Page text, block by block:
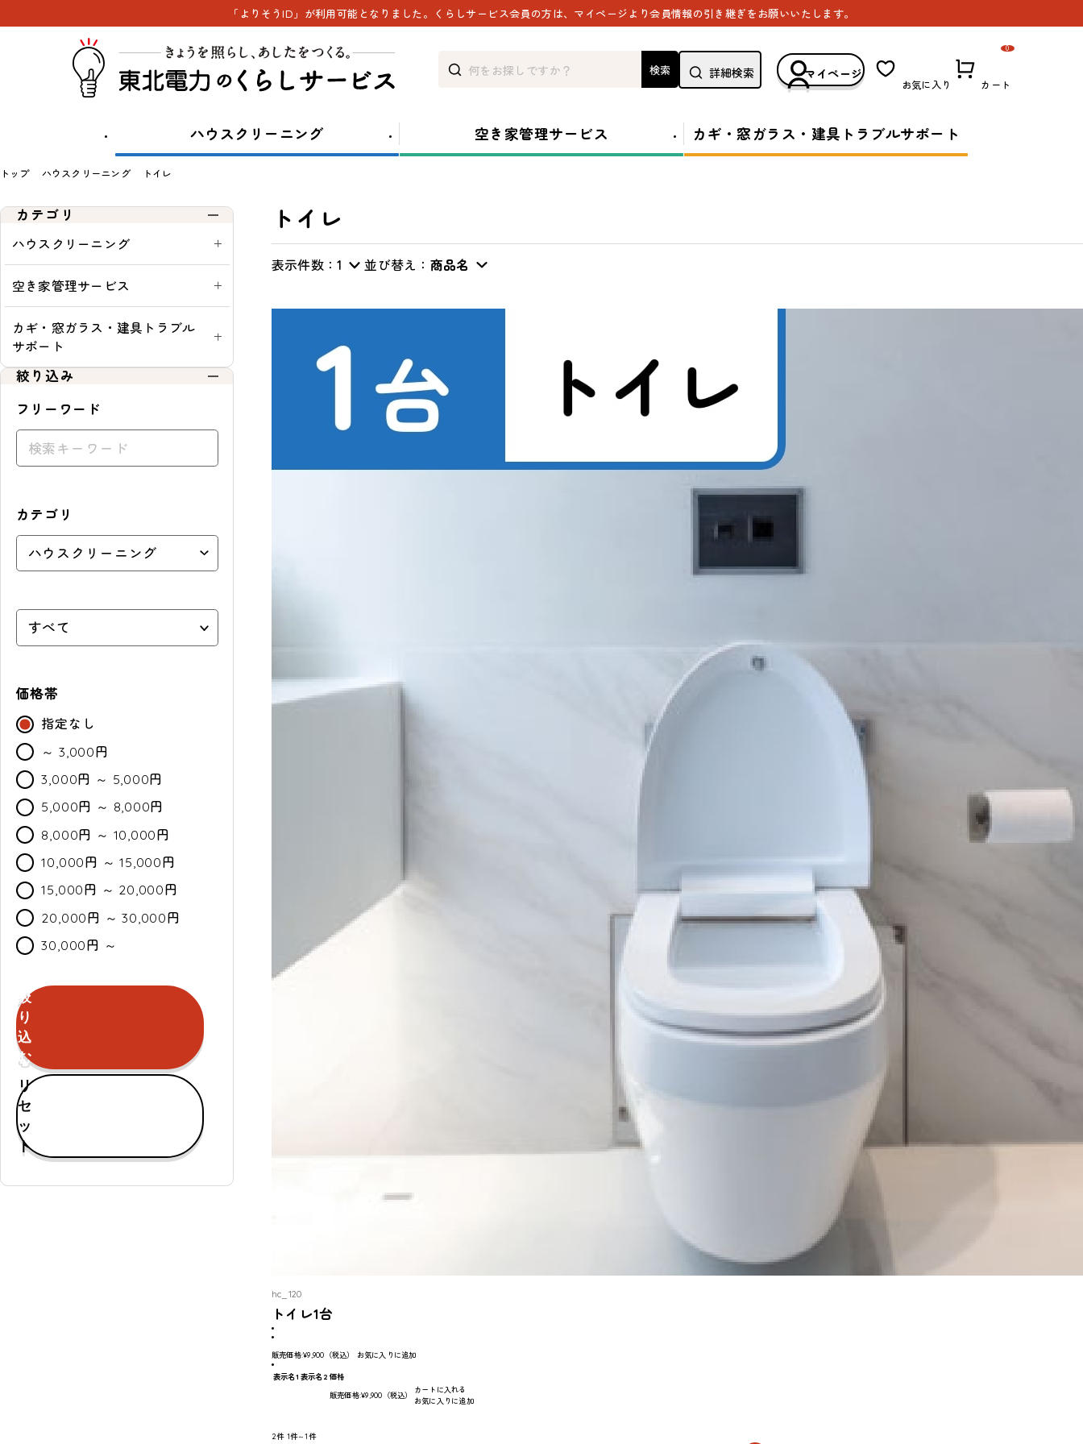
「よりそうID」が利用可能となりました。くらしサービス会員の方は、マイページより会員情報の引き継ぎをお願いいたします。
検索 詳細検索 マイページ
お気に入り カート
0
ハウスクリーニング 空き家管理サービス カギ・窓ガラス・建具トラブルサポート
トップ ハウスクリーニング トイレ
カテゴリ
ハウスクリーニング
空き家管理サービス
カギ・窓ガラス・建具トラブル
サポート
絞り込み
フリーワード
カテゴリ
価格帯
指定なし
～ 3,000円
3,000円 ～ 5,000円
5,000円 ～ 8,000円
8,000円 ～ 10,000円
10,000円 ～ 15,000円
15,000円 ～ 20,000円
20,000円 ～ 30,000円
30,000円 ～
カ
ラ
ー
通
常・
定
期
表
セ
ー
ル
セールのみ対象
絞
り
込
む
リ
セ
ッ
ト
トイレ
表示件数：1 並び替え： 商品名
表一
通
通
hc_120
トイレ1台
販売価格:¥9,900 （税込） お気に入りに追加
表示名1 表示名2 価格
販売価格:¥9,900 （税込）
カートに入れる
お気に入りに追加
2件 1件～1件